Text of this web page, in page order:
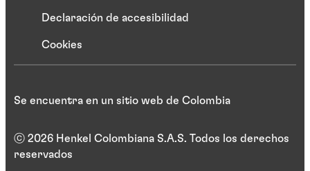
Declaración de accesibilidad
Cookies
ⓒ 2026 Henkel Colombiana S.A.S. Todos los derechos
reservados
Se encuentra en un sitio web de Colombia